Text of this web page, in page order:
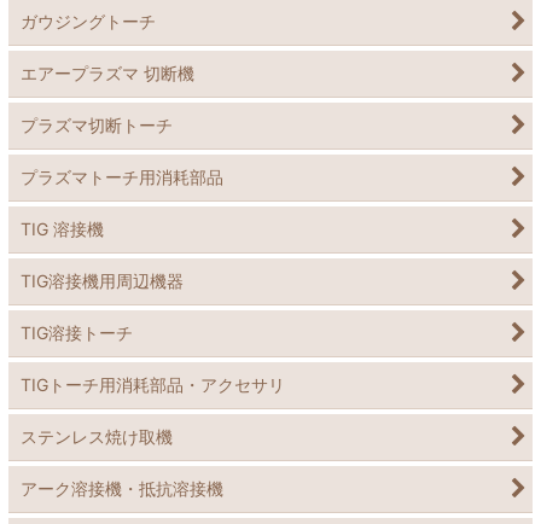
ガウジングトーチ
エアープラズマ 切断機
プラズマ切断トーチ
プラズマトーチ用消耗部品
TIG 溶接機
TIG溶接機用周辺機器
TIG溶接トーチ
TIGトーチ用消耗部品・アクセサリ
ステンレス焼け取機
アーク溶接機・抵抗溶接機